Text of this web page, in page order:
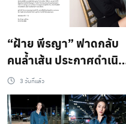
“ฝ้าย พีรญา” ฟาดกลับ
คนล้ำเส้น ประกาศดำเนิน
คดี หลังถูกซื้อ-ขายข้อมูล
ส่วนตัว
3 วันที่แล้ว